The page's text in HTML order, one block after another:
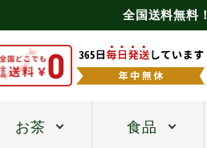
全国送料無料
お茶 食品